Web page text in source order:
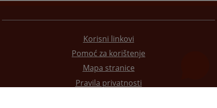
Korisni linkovi
Pomoć za korištenje
Mapa stranice
Pravila privatnosti